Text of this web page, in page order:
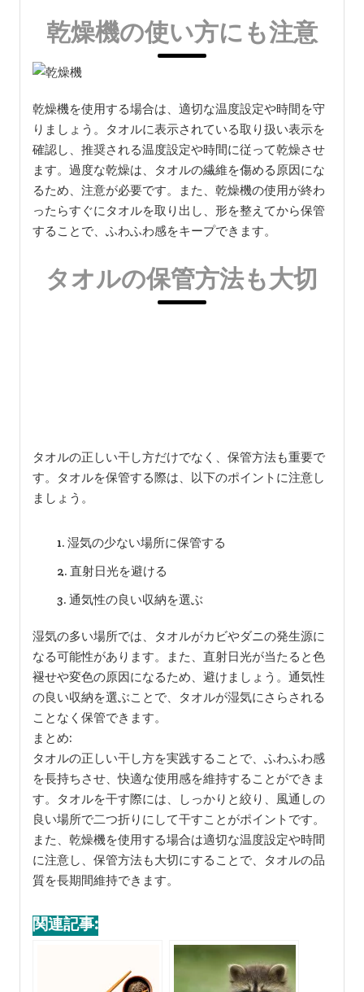
2.タオルを二つ折りにする
3.タオルの端をピンチで挟んで干す
4.風通しの良い場所でしっかりと乾かす
タオルを二つ折りにして干すことで、内側に閉じ込め
られた水分が外に逃げやすくなり、乾きやすくなりま
す。また、端をピンチで挟むことで、型崩れを防ぎ、
乾燥機の使い方にも注意
るため、注意が必要です。また、乾燥機の使用が終わ
ったらすぐにタオルを取り出し、形を整えてから保管
することで、ふわふわ感をキープできます。
タオルの保管方法も大切